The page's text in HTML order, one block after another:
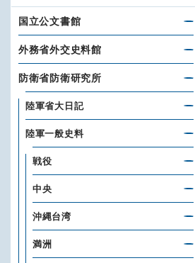
国立公文書館
外務省外交史料館
防衛省防衛研究所
陸軍省大日記
陸軍一般史料
戦役
中央
沖縄台湾
満洲